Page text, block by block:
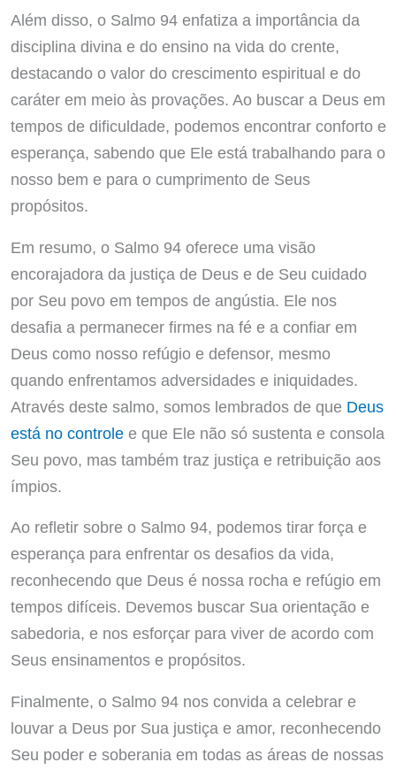
Além disso, o Salmo 94 enfatiza a importância da
disciplina divina e do ensino na vida do crente,
destacando o valor do crescimento espiritual e do
caráter em meio às provações. Ao buscar a Deus em
tempos de dificuldade, podemos encontrar conforto e
esperança, sabendo que Ele está trabalhando para o
nosso bem e para o cumprimento de Seus
propósitos.
Em resumo, o Salmo 94 oferece uma visão
encorajadora da justiça de Deus e de Seu cuidado
por Seu povo em tempos de angústia. Ele nos
desafia a permanecer firmes na fé e a confiar em
Deus como nosso refúgio e defensor, mesmo
quando enfrentamos adversidades e iniquidades.
Através deste salmo, somos lembrados de que Deus
está no controlee que Ele não só sustenta e consola
Seu povo, mas também traz justiça e retribuição aos
ímpios.
Ao refletir sobre o Salmo 94, podemos tirar força e
esperança para enfrentar os desafios da vida,
reconhecendo que Deus é nossa rocha e refúgio em
tempos difíceis. Devemos buscar Sua orientação e
sabedoria, e nos esforçar para viver de acordo com
Seus ensinamentos e propósitos.
Finalmente, o Salmo 94 nos convida a celebrar e
louvar a Deus por Sua justiça e amor, reconhecendo
Seu poder e soberania em todas as áreas de nossas